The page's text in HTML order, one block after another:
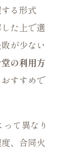
る形式
た上で選
が少ない
の利用方
すすめで
て異なり
、合同火